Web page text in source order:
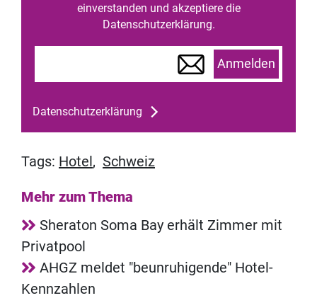
einverstanden und akzeptiere die
Datenschutzerklärung.
Anmelden
Datenschutzerklärung
Tags: Hotel, Schweiz
Mehr zum Thema
Sheraton Soma Bay erhält Zimmer mit
Privatpool
AHGZ meldet "beunruhigende" Hotel-
Kennzahlen